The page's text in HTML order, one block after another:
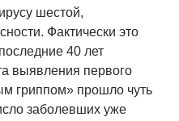
шестой,
Фактически это
40 лет
выявления первого
гриппом» прошло чуть
заболевших уже